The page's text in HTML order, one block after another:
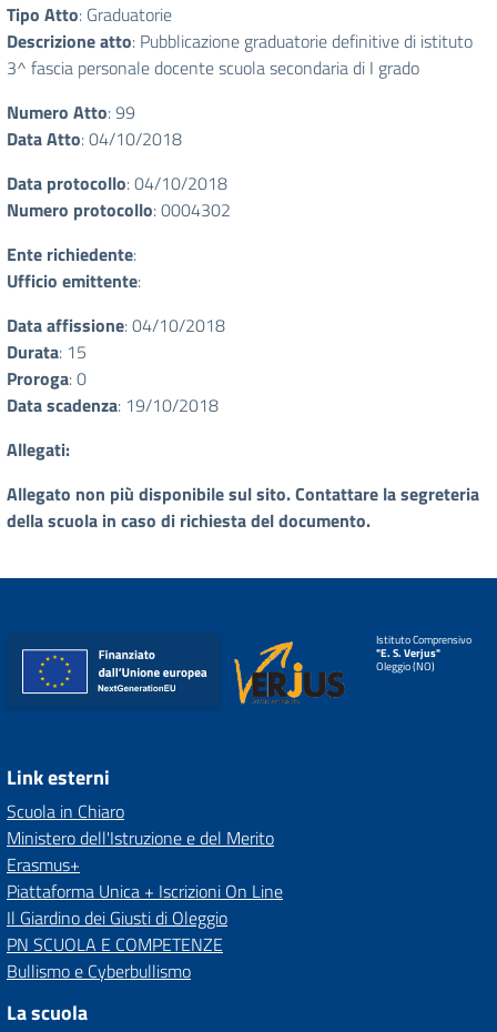
Tipo Atto: Graduatorie
Descrizione atto: Pubblicazione graduatorie definitive di istituto
3^ fascia personale docente scuola secondaria di I grado
Numero Atto: 99
Data Atto: 04/10/2018
Data protocollo: 04/10/2018
Numero protocollo: 0004302
Ente richiedente:
Ufficio emittente:
Data affissione: 04/10/2018
Durata: 15
Proroga: 0
Data scadenza: 19/10/2018
Allegati:
Allegato non più disponibile sul sito. Contattare la segreteria
della scuola in caso di richiesta del documento.
Istituto Comprensivo
"E. S. Verjus"
Oleggio (NO)
Link esterni
Scuola in Chiaro
Ministero dell'Istruzione e del Merito
Erasmus+
Piattaforma Unica + Iscrizioni On Line
Il Giardino dei Giusti di Oleggio
PN SCUOLA E COMPETENZE
Bullismo e Cyberbullismo
La scuola